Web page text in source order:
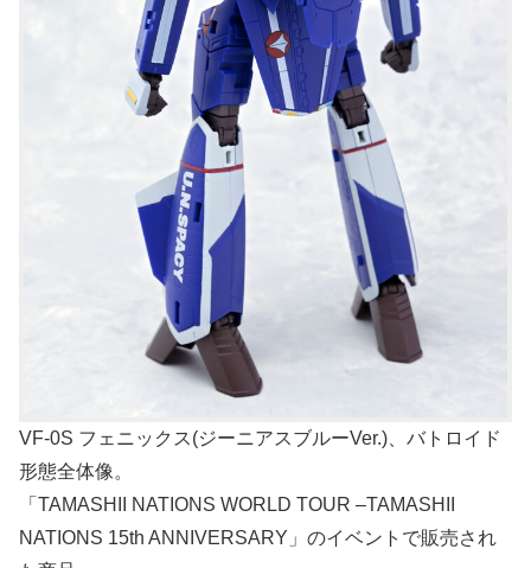
VF-0S フェニックス(ジーニアスブルーVer.)、バトロイド
形態全体像。
「TAMASHII NATIONS WORLD TOUR –TAMASHII
NATIONS 15th ANNIVERSARY」のイベントで販売され